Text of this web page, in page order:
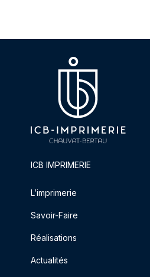
ICB IMPRIMERIE
L’imprimerie
Savoir-Faire
Réalisations
Actualités